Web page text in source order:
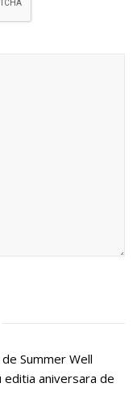
Summer Well
aniversara de